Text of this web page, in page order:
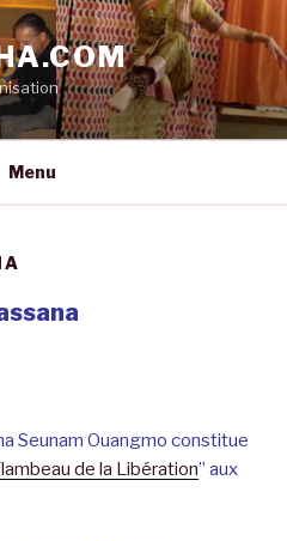
Menu
Seunam Ouangmo constitue
de la Libération” aux